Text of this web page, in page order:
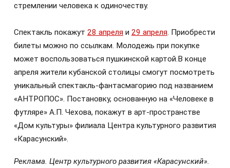
стремлении человека к одиночеству.
Спектакль покажут 28 апреля и 29 апреля. Приобрести
билеты можно по ссылкам. Молодежь при покупке
может воспользоваться пушкинской картой.В конце
апреля жители кубанской столицы смогут посмотреть
уникальный спектакль-фантасмагорию под названием
«АНТРОПОС». Постановку, основанную на «Человеке в
футляре» А.П. Чехова, покажут в арт-пространстве
«Дом культуры» филиала Центра культурного развития
«Карасунский».
Реклама. Центр культурного развития «Карасунский».